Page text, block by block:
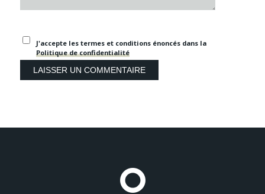
J'accepte les termes et conditions énoncés dans la
Politique de confidentialité